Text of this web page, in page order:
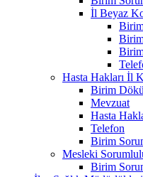
İl Beyaz
Hasta Hakları İl
Birim
Mevzuat
Hasta
Telefon
Birim
Mesleki
Birim